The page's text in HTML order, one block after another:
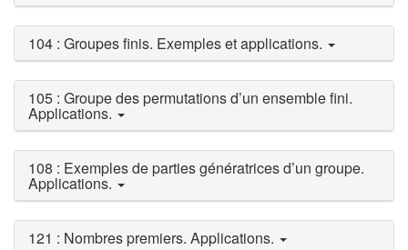
104 : Groupes finis. Exemples et applications.
105 : Groupe des permutations d’un ensemble fini.
Applications.
108 : Exemples de parties génératrices d’un groupe.
Applications.
121 : Nombres premiers. Applications.